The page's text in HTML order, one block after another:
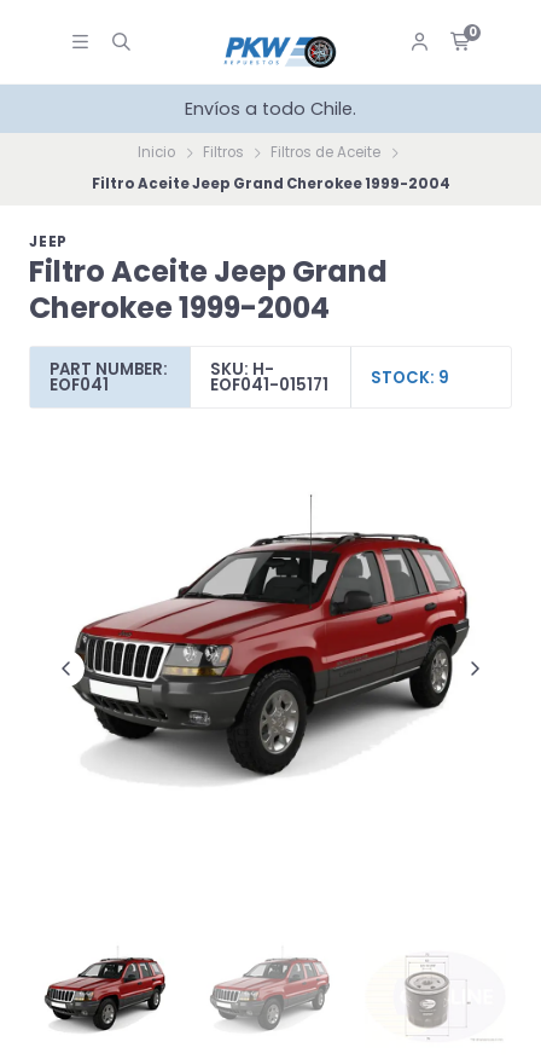
0
Envíos a todo Chile.
Inicio Filtros
Filtros de Aceite
Filtro Aceite Jeep Grand Cherokee 1999-2004
JEEP
Filtro Aceite Jeep Grand
Cherokee 1999-2004
PART NUMBER:
EOF041
SKU: H-
EOF041-015171 STOCK: 9